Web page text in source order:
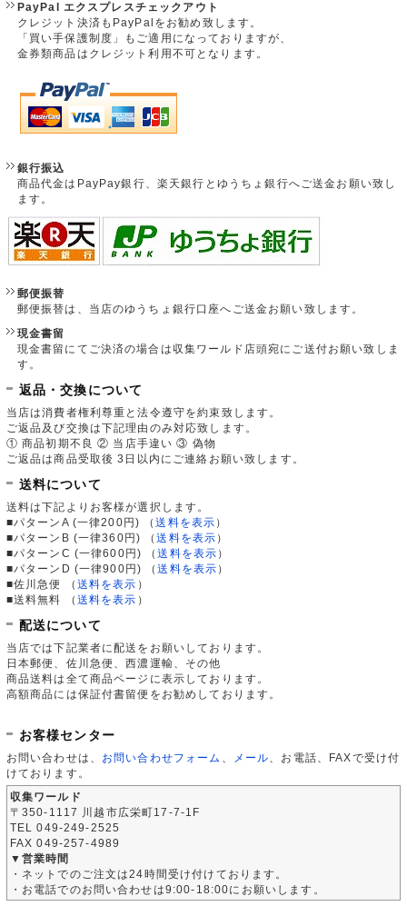
PayPal エクスプレスチェックアウト
クレジット決済もPayPalをお勧め致します。
「買い手保護制度」もご適用になっておりますが、
金券類商品はクレジット利用不可となります。
銀行振込
商品代金はPayPay銀行、楽天銀行とゆうちょ銀行へご送金お願い致し
ます。
郵便振替
郵便振替は、当店のゆうちょ銀行口座へご送金お願い致します。
現金書留
現金書留にてご決済の場合は収集ワールド店頭宛にご送付お願い致しま
す。
返品・交換について
当店は消費者権利尊重と法令遵守を約束致します。
ご返品及び交換は下記理由のみ対応致します。
① 商品初期不良 ② 当店手違い ③ 偽物
ご返品は商品受取後 3日以内にご連絡お願い致します。
送料について
送料は下記よりお客様が選択します。
■パターンA (一律200円)
（送料を表示 ）
■パターンB (一律360円)
（送料を表示 ）
■パターンC (一律600円)
（送料を表示 ）
■パターンD (一律900円)
（送料を表示 ）
■佐川急便
（ 送料を表示 ）
■送料無料
（ 送料を表示 ）
配送について
当店では下記業者に配送をお願いしております。
日本郵便、佐川急便、西濃運輸、その他
商品送料は全て商品ページに表示しております。
高額商品には保証付書留便をお勧めしております。
お客様センター
お問い合わせは、 お問い合わせフォーム メール 、お電話、FAXで受け付
けております。
収集ワールド
〒350-1117 川越市広栄町17-7-1F
TEL 049-249-2525
FAX 049-257-4989
▼営業時間
・ネットでのご注文は24時間受け付けております。
・お電話でのお問い合わせは9:00-18:00にお願いします。